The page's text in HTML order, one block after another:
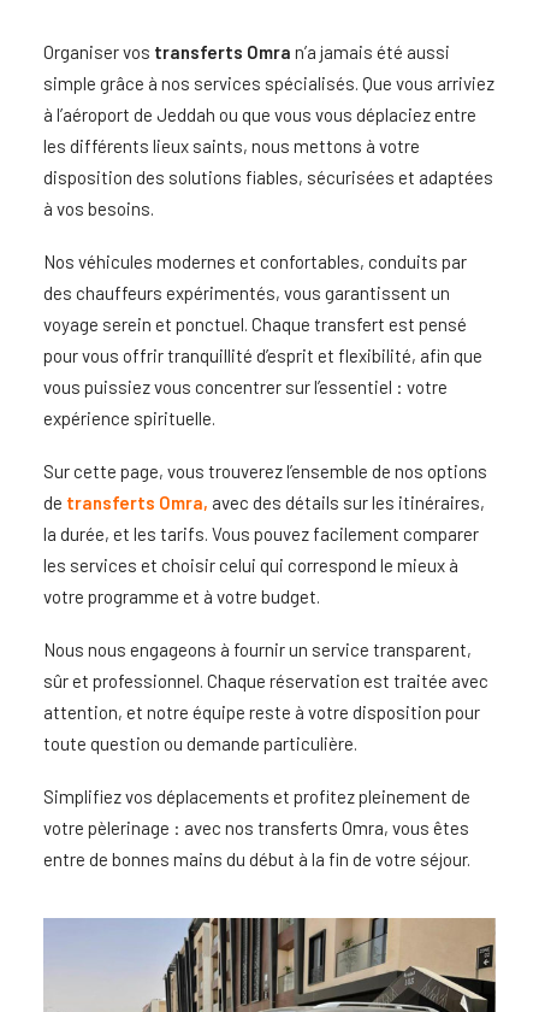
Organiser vos transferts Omra n’a jamais été aussi
simple grâce à nos services spécialisés. Que vous arriviez
à l’aéroport de Jeddah ou que vous vous déplaciez entre
les différents lieux saints, nous mettons à votre
disposition des solutions fiables, sécurisées et adaptées
à vos besoins.
Nos véhicules modernes et confortables, conduits par
des chauffeurs expérimentés, vous garantissent un
voyage serein et ponctuel. Chaque transfert est pensé
pour vous offrir tranquillité d’esprit et flexibilité, afin que
vous puissiez vous concentrer sur l’essentiel : votre
expérience spirituelle.
Sur cette page, vous trouverez l’ensemble de nos options
de transferts Omra, avec des détails sur les itinéraires,
la durée, et les tarifs. Vous pouvez facilement comparer
les services et choisir celui qui correspond le mieux à
votre programme et à votre budget.
Nous nous engageons à fournir un service transparent,
sûr et professionnel. Chaque réservation est traitée avec
attention, et notre équipe reste à votre disposition pour
toute question ou demande particulière.
Simplifiez vos déplacements et profitez pleinement de
votre pèlerinage : avec nos transferts Omra, vous êtes
entre de bonnes mains du début à la fin de votre séjour.